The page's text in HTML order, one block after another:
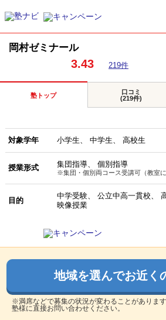
岡村ゼミナール
3.43 219件
塾トップ
口コミ
(219件)
対象学年 小学生 中学生 高校生
授業形式 集団指導 個別指導
※集団・個別両コース受講可（教室に
目的
中学受験 公立中高一貫校
映像授業
地域を選んでお近く
※満席などで募集の状況が変わることがありま
塾様に直接お問い合わせください。